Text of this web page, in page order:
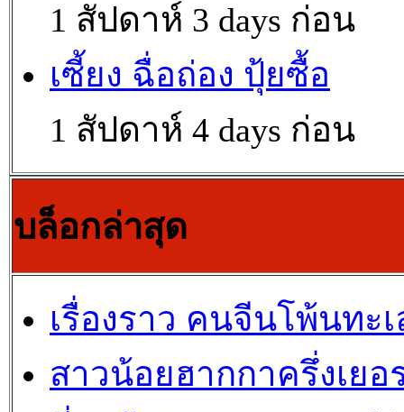
1 สัปดาห์ 3 days ก่อน
เซี้ยง ฉื่อถ่อง ปุ้ยซื้อ
1 สัปดาห์ 4 days ก่อน
บล็อกล่าสุด
เรื่องราว คนจีนโพ้นทะ
สาวน้อยฮากกาครึ่งเยอ